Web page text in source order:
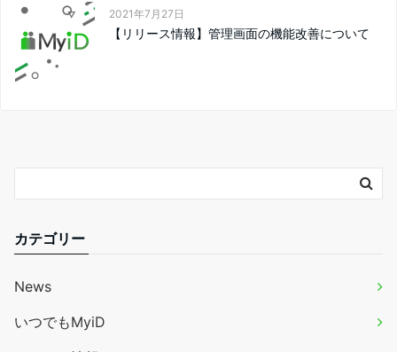
2021年7月27日
【リリース情報】管理画面の機能改善について
カテゴリー
News
いつでもMyiD